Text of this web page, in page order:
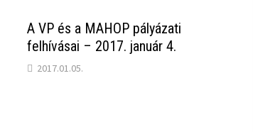
A VP és a MAHOP pályázati
felhívásai – 2017. január 4.
2017.01.05.